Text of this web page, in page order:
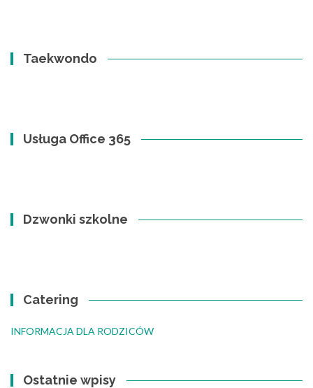
Taekwondo
Usługa Office 365
Dzwonki szkolne
Catering
INFORMACJA DLA RODZICÓW
Ostatnie wpisy